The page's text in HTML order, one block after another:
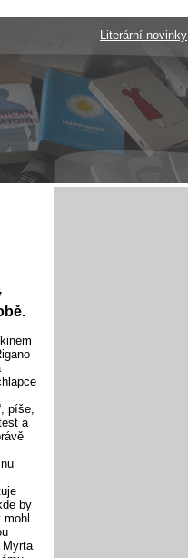
Literární novinky
píše,
a
by
mohl
Myrta